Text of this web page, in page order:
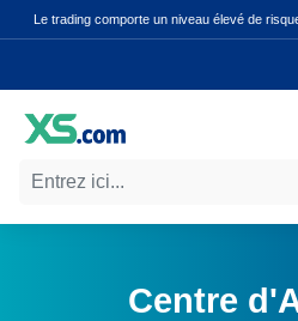
Le trading comporte un niveau élevé de
Centre